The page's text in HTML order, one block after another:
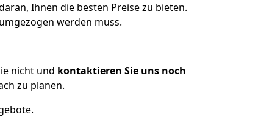
Ihnen die besten Preise zu bieten.
werden muss.
nicht und kontaktieren Sie uns noch
zu planen.